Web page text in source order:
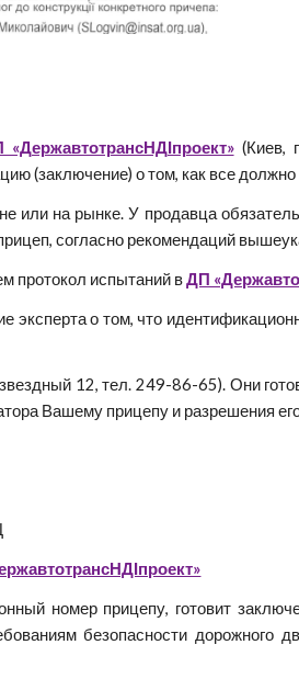
«ДержавтотрансНДІпроект»(Киев,
(заключение) о том, как все
или на рынке. У продавца
согласно рекомендаций
протокол испытаний вДП
о том, что
12, тел. 249-86-65). Они
Вашему прицепу и разрешения
номер прицепу, готовит
безопасности дорожного